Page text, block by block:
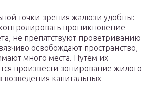
точки зрения жалюзи удобны:
проникновение
не препятствуют проветриванию
освобождают пространство,
много места. Путём их
произвести зонирование жилого
капитальных